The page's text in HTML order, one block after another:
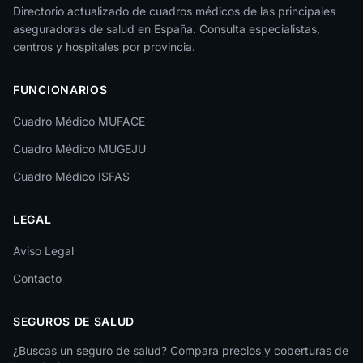
Jaén
La Rioja
León
Lleida
Lugo
Málaga
Melilla
Murcia
Directorio actualizado de cuadros médicos de las principales
aseguradoras de salud en España. Consulta especialistas,
centros y hospitales por provincia.
FUNCIONARIOS
Cuadro Médico MUFACE
Cuadro Médico MUGEJU
Cuadro Médico ISFAS
LEGAL
Aviso Legal
Contacto
SEGUROS DE SALUD
¿Buscas un seguro de salud? Compara precios y coberturas de